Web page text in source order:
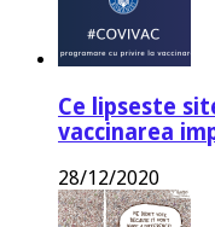
Ce lipseste
vaccinarea
28/12/2020